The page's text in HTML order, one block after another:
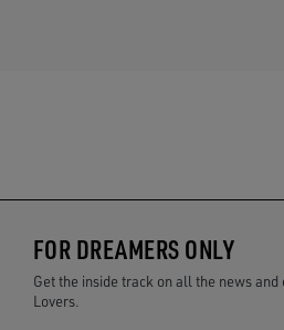
FOR DREAMERS ONLY
Get the inside track on all the news
Lovers.